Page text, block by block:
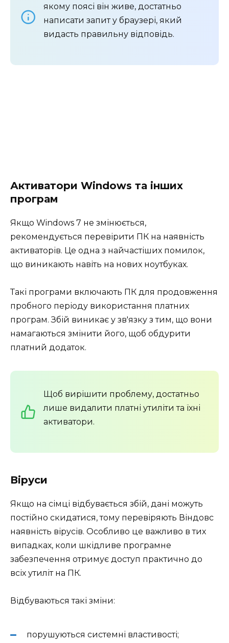
якому поясі він живе, достатньо
написати запит у браузері, який
видасть правильну відповідь.
Активатори Windows та інших
програм
Якщо Windows 7 не змінюється,
рекомендується перевірити ПК на наявність
активаторів. Це одна з найчастіших помилок,
що виникають навіть на нових ноутбуках.
Такі програми включають ПК для продовження
пробного періоду використання платних
програм. Збій виникає у зв'язку з тим, що вони
намагаються змінити його, щоб обдурити
платний додаток.
Щоб вирішити проблему, достатньо
лише видалити платні утиліти та їхні
активатори.
Віруси
Якщо на сімці відбувається збій, дані можуть
постійно скидатися, тому перевіряють Віндовс
наявність вірусів. Особливо це важливо в тих
випадках, коли шкідливе програмне
забезпечення отримує доступ практично до
всіх утиліт на ПК.
Відбуваються такі зміни:
порушуються системні властивості;